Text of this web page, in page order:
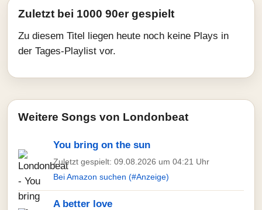
Zuletzt bei 1000 90er gespielt
Zu diesem Titel liegen heute noch keine Plays in
der Tages-Playlist vor.
Weitere Songs von Londonbeat
You bring on the sun
Zuletzt gespielt: 09.08.2026 um 04:21 Uhr
Bei Amazon suchen (#Anzeige)
A better love